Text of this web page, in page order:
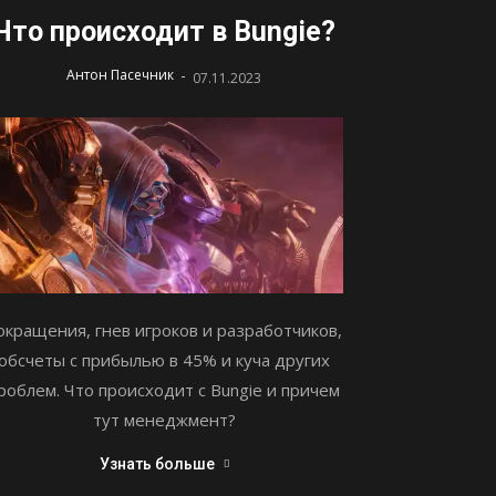
происходит в Bungie?
Антон Пасечник - 07.11.2023
гнев игроков и разработчиков,
с прибылью в 45% и куча других
Что происходит с Bungie и причем
тут менеджмент?
Узнать больше